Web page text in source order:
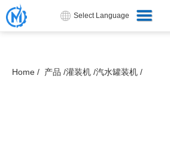
Select Language
Home / 产品 /灌装机 /汽水罐装机 /